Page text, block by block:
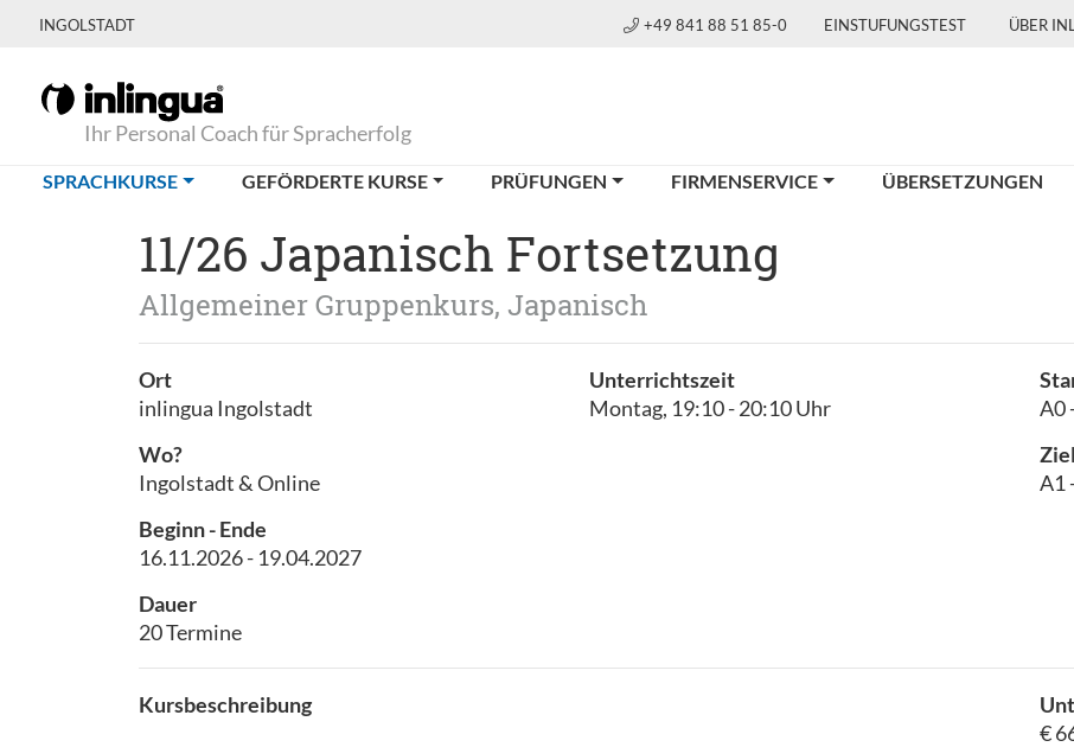
INGOLSTADT +49 841 88 51 85-0 EINSTUFUNGSTEST ÜBER
Ihr Personal Coach für Spracherfolg
SPRACHKURSE(CURRENT)GEFÖRDERTE KURSE PRÜFUNGEN FIRMENSERVICE ÜBERSETZUNGEN
11/26 Japanisch Fortsetzung
Allgemeiner Gruppenkurs, Japanisch
Ort
inlingua Ingolstadt
Wo?
Ingolstadt & Online
Beginn - Ende
16.11.2026 - 19.04.2027
Dauer
20 Termine
Unterrichtszeit
Montag, 19:10 - 20:10 Uhr
A0
A1
Kursbeschreibung
€